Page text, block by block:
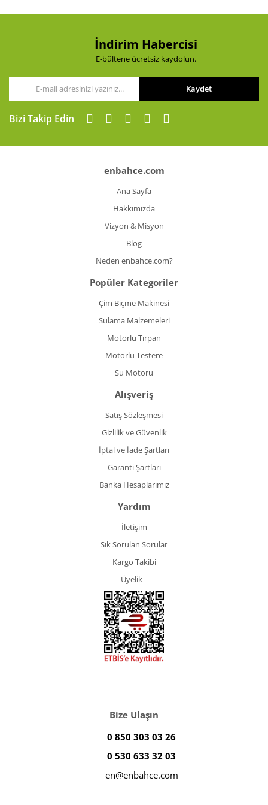
İndirim Habercisi
E-bültene ücretsiz kaydolun.
Kaydet
Bizi Takip Edin
enbahce.com
Ana Sayfa
Hakkımızda
Vizyon & Misyon
Blog
Neden enbahce.com?
Popüler Kategoriler
Çim Biçme Makinesi
Sulama Malzemeleri
Motorlu Tırpan
Motorlu Testere
Su Motoru
Alışveriş
Satış Sözleşmesi
Gizlilik ve Güvenlik
İptal ve İade Şartları
Garanti Şartları
Banka Hesaplarımız
Yardım
İletişim
Sık Sorulan Sorular
Kargo Takibi
Üyelik
Bize Ulaşın
0 850 303 03 26
0 530 633 32 03
en@enbahce.com